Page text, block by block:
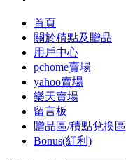
首頁
關於積點及贈品
用戶中心
pchome賣場
yahoo賣場
樂天賣場
留言板
贈品區/積點兌換區
Bonus(紅利)